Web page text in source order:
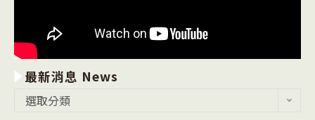
最新消息 News
選取分類